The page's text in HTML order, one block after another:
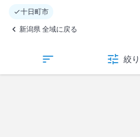
十日町市
新潟県 全域に戻る
絞